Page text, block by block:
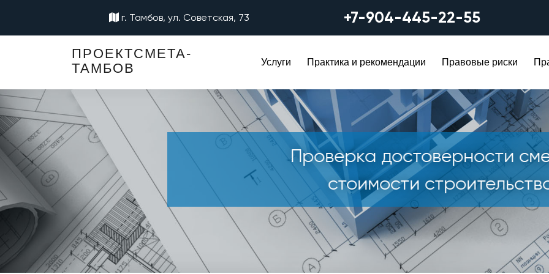
г. Тамбов, ул. Советская, 73 +7-904-445-22-55
ПРОЕКТСМЕТА-
ТАМБОВ
Услуги Практика и рекомендации Правовые риски
Проверка достоверности
стоимости строительства